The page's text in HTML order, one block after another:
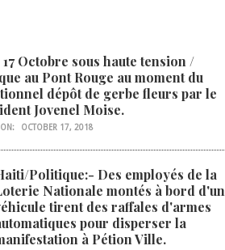
Octobre sous haute tension /
au Pont Rouge au moment du
dépôt de gerbe fleurs par le
Jovenel Moise.
ON: OCTOBER 17, 2018
Politique:- Des employés de la
Nationale montés à bord d'un
tirent des raffales d'armes
pour disperser la
à Pétion Ville.